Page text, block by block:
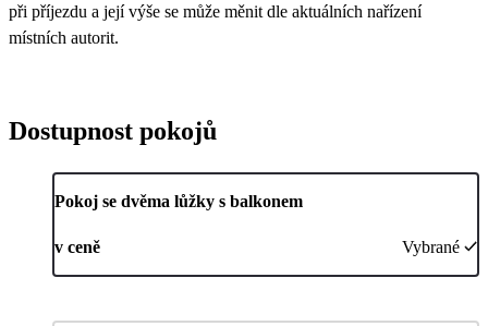
při příjezdu a její výše se může měnit dle aktuálních nařízení
místních autorit.
Dostupnost pokojů
Pokoj se dvěma lůžky s balkonem
v ceně Vybrané